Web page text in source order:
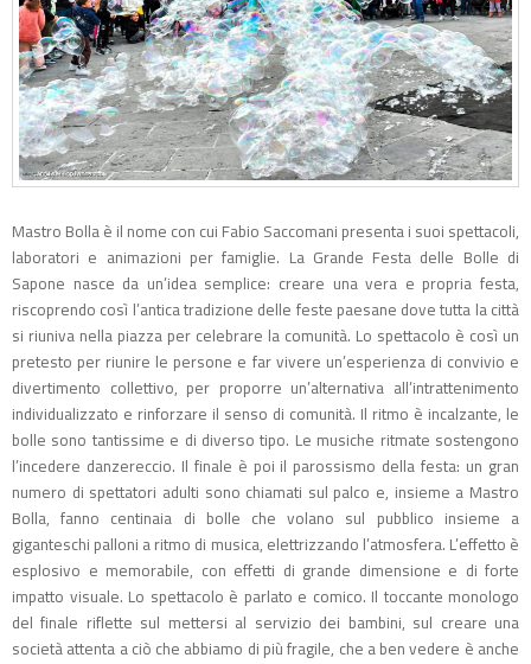
Mastro Bolla è il nome con cui Fabio Saccomani presenta i suoi spettacoli,
laboratori e animazioni per famiglie. La Grande Festa delle Bolle di
Sapone nasce da un’idea semplice: creare una vera e propria festa,
riscoprendo così l’antica tradizione delle feste paesane dove tutta la città
si riuniva nella piazza per celebrare la comunità. Lo spettacolo è così un
pretesto per riunire le persone e far vivere un’esperienza di convivio e
divertimento collettivo, per proporre un’alternativa all’intrattenimento
individualizzato e rinforzare il senso di comunità. Il ritmo è incalzante, le
bolle sono tantissime e di diverso tipo. Le musiche ritmate sostengono
l’incedere danzereccio. Il finale è poi il parossismo della festa: un gran
numero di spettatori adulti sono chiamati sul palco e, insieme a Mastro
Bolla, fanno centinaia di bolle che volano sul pubblico insieme a
giganteschi palloni a ritmo di musica, elettrizzando l’atmosfera. L’effetto è
esplosivo e memorabile, con effetti di grande dimensione e di forte
impatto visuale. Lo spettacolo è parlato e comico. Il toccante monologo
del finale riflette sul mettersi al servizio dei bambini, sul creare una
società attenta a ciò che abbiamo di più fragile, che a ben vedere è anche